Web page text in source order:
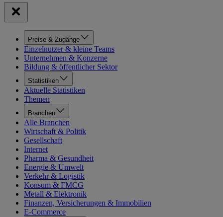
Preise & Zugänge
Einzelnutzer & kleine Teams
Unternehmen & Konzerne
Bildung & öffentlicher Sektor
Statistiken
Aktuelle Statistiken
Themen
Branchen
Alle Branchen
Wirtschaft & Politik
Gesellschaft
Internet
Pharma & Gesundheit
Energie & Umwelt
Verkehr & Logistik
Konsum & FMCG
Metall & Elektronik
Finanzen, Versicherungen & Immobilien
E-Commerce